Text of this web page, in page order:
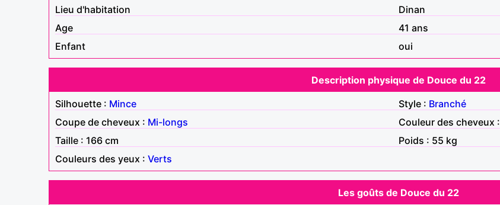
Lieu d'habitation
Dinan
Age
41 ans
Enfant
oui
Description physique de Douce du 22
Silhouette : Mince Style : Branché
Coupe de cheveux : Mi-longs Couleur des cheveux :
Taille : 166 cm
Poids : 55 kg
Couleurs des yeux : Verts
Les goûts de Douce du 22